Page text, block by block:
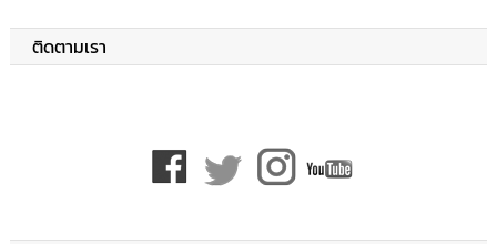
ติดตามเรา